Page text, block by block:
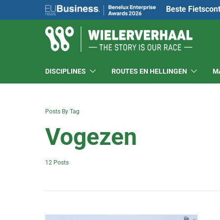
Beste
DISCIPLINES ROUTES EN HELLINGEN
Posts By Tag
Vogezen
12 Posts